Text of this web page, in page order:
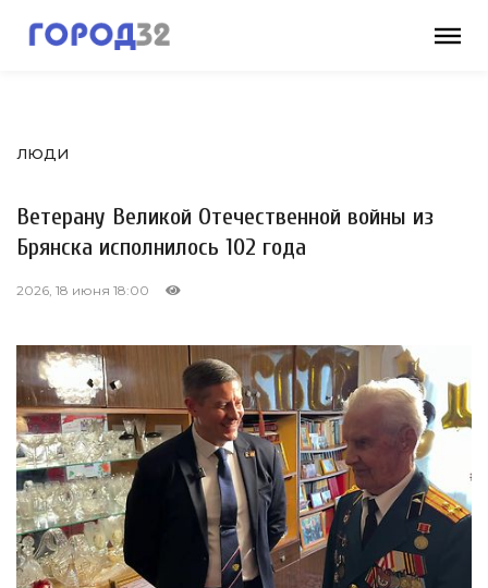
ЛЮДИ
Ветерану Великой Отечественной войны из
Брянска исполнилось 102 года
2026, 18 июня 18:00